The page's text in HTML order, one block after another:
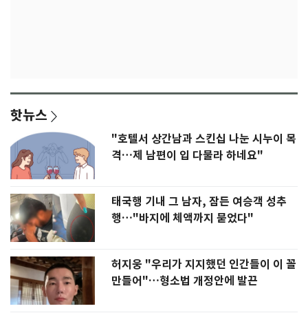
핫뉴스
"호텔서 상간남과 스킨십 나눈 시누이 목
격…제 남편이 입 다물라 하네요"
태국행 기내 그 남자, 잠든 여승객 성추
행…"바지에 체액까지 묻었다"
허지웅 "우리가 지지했던 인간들이 이 꼴
만들어"…형소법 개정안에 발끈